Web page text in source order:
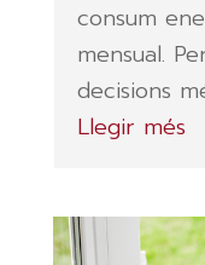
consum
mensual.
decisions
Llegir més